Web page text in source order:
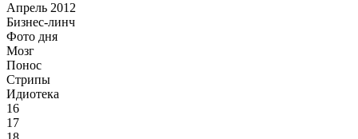
Апрель 2012
Бизнес-линч
Фото дня
Мозг
Понос
Стрипы
Идиотека
16
17